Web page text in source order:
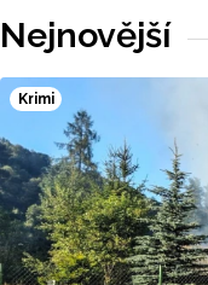
Nejnovější
Krimi